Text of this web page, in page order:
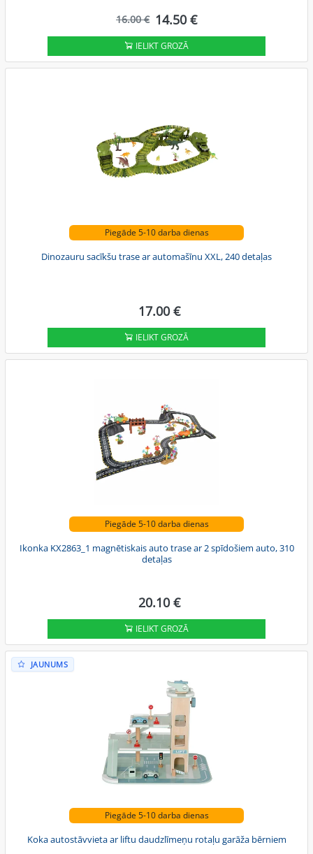
16.00 € 14.50 €
IELIKT GROZĀ
Piegāde 5-10 darba dienas
Dinozauru sacīkšu trase ar automašīnu XXL, 240 detaļas
17.00 €
IELIKT GROZĀ
Piegāde 5-10 darba dienas
Ikonka KX2863_1 magnētiskais auto trase ar 2 spīdošiem auto, 310
detaļas
20.10 €
IELIKT GROZĀ
JAUNUMS
Piegāde 5-10 darba dienas
Koka autostāvvieta ar liftu daudzlīmeņu rotaļu garāža bērniem